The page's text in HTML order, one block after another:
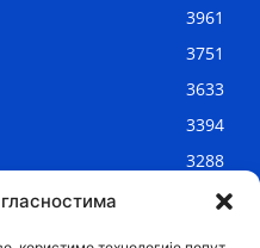
3961
3751
3633
3394
3288
2912